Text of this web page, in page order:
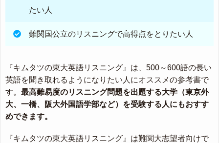
たい人
難関国公立のリスニングで高得点をとりたい人
『キムタツの東大英語リスニング』は、500～600語の長い
英語を聞き取れるようになりたい人にオススメの参考書で
す。 最高難易度のリスニング問題を出題する大学（東京外
大、一橋、阪大外国語学部など）を受験する人にもおすす
めできます。
『キムタツの東大英語リスニング』は難関大志望者向けで